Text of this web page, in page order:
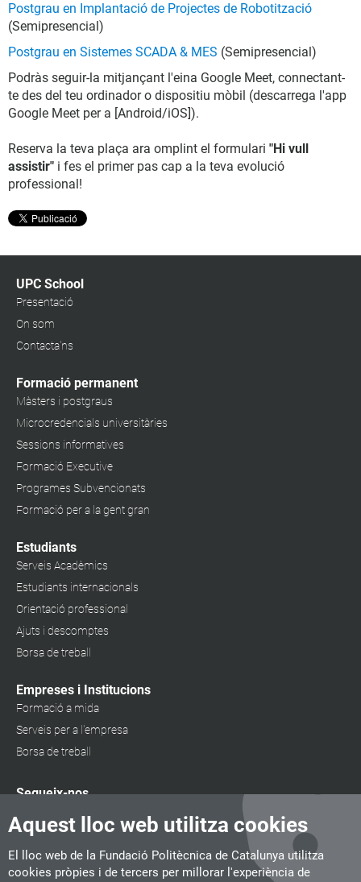
Aquest lloc web utilitza cookies
El lloc web de la Fundació Politècnica de Catalunya utilitza
cookies pròpies i de tercers per millorar l'experiència de
Postgrau en Implantació de Projectes de Robotització
(Semipresencial)
Postgrau en Sistemes SCADA & MES (Semipresencial)
Podràs seguir-la mitjançant l'eina Google Meet, connectant-
te des del teu ordinador o dispositiu mòbil (descarrega l'app
Google Meet per a [Android/iOS]).
Reserva la teva plaça ara omplint el formulari "Hi vull
assistir" i fes el primer pas cap a la teva evolució
professional!
UPC School
Presentació
On som
Contacta'ns
Formació permanent
Màsters i postgraus
Microcredencials universitàries
Sessions informatives
Formació Executive
Programes Subvencionats
Formació per a la gent gran
Estudiants
Serveis Acadèmics
Estudiants internacionals
Orientació professional
Ajuts i descomptes
Borsa de treball
Empreses i Institucions
Formació a mida
Serveis per a l'empresa
Borsa de treball
Segueix-nos